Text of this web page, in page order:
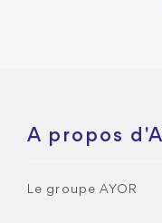
A propos
Le groupe AYOR